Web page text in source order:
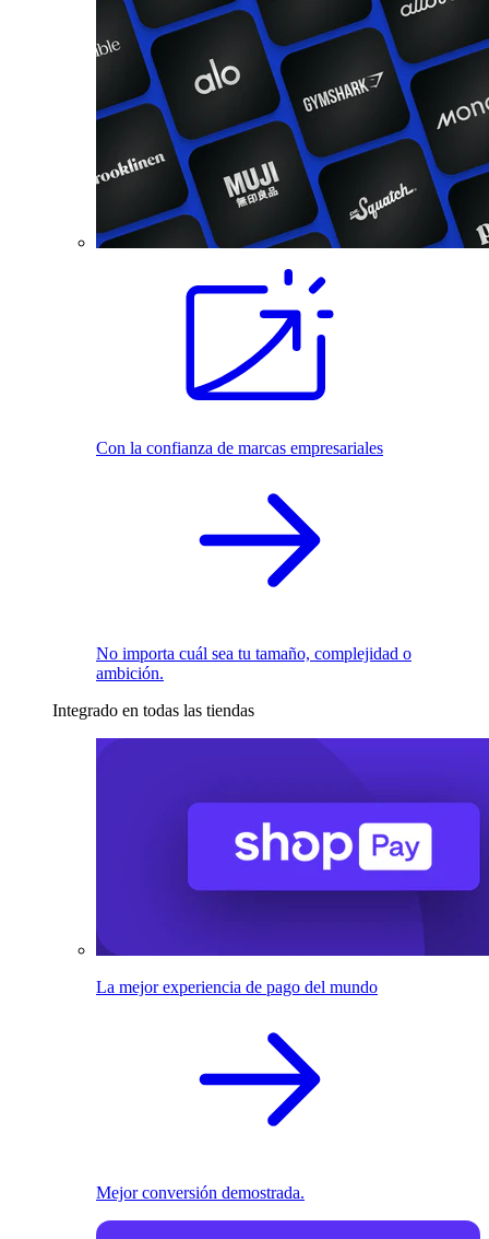
Con la confianza de marcas empresariales
No importa cuál sea tu tamaño, complejidad o
ambición.
Integrado en todas las tiendas
La mejor experiencia de pago del mundo
Mejor conversión demostrada.